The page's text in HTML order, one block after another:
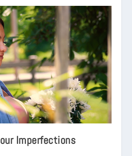
Imperfections